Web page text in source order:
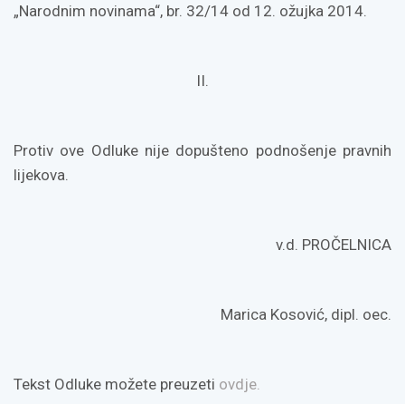
„Narodnim novinama“, br. 32/14 od 12. ožujka 2014.
II.
Protiv ove Odluke nije dopušteno podnošenje pravnih
lijekova.
v.d. PROČELNICA
Marica Kosović, dipl. oec.
Tekst Odluke možete preuzeti ovdje.